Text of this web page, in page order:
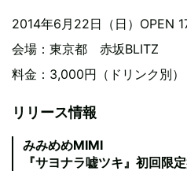
2014年6月22日（日）OPEN
会場：東京都 赤坂BLITZ
料金：3,000円（ドリンク別）
リリース情報
みみめめMIMI
『サヨナラ嘘ツキ』初回限